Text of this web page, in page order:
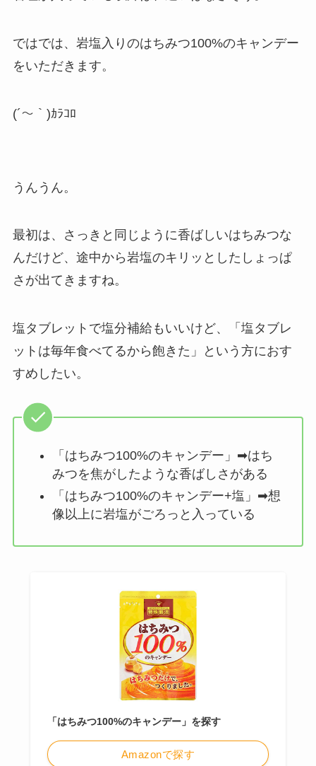
ではでは、岩塩入りのはちみつ100%のキャンデー
をいただきます。
(´～｀)ｶﾗｺﾛ
うんうん。
最初は、さっきと同じように香ばしいはちみつな
んだけど、途中から岩塩のキリッとしたしょっぱ
さが出てきますね。
塩タブレットで塩分補給もいいけど、「塩タブレ
ットは毎年食べてるから飽きた」という方におす
すめしたい。
「はちみつ100%のキャンデー」➡はち
みつを焦がしたような香ばしさがある
「はちみつ100%のキャンデー+塩」➡想
像以上に岩塩がごろっと入っている
「はちみつ100%のキャンデー」を探す
Amazonで探す